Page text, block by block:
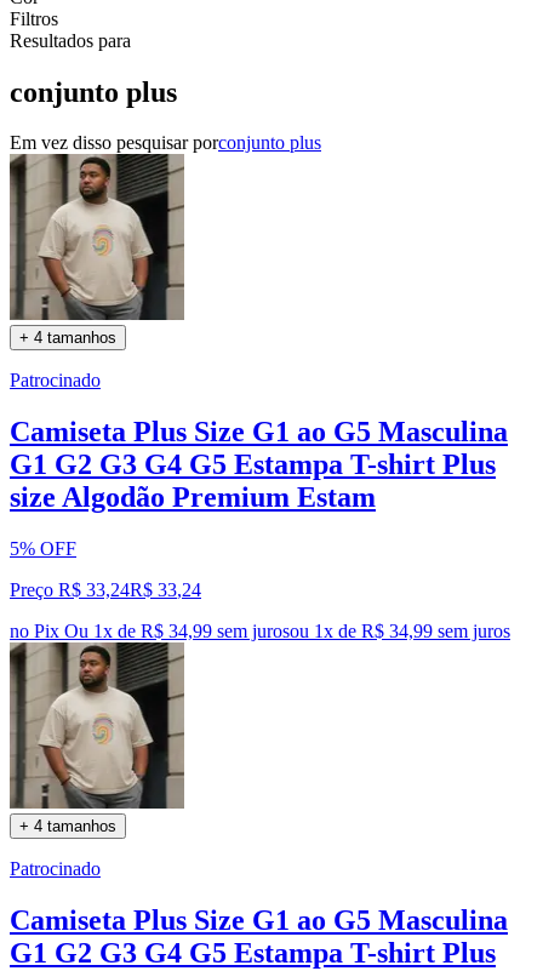
Filtros
Resultados para
conjunto plus
Em vez disso pesquisar porconjunto plus
+ 4 tamanhos
Patrocinado
Camiseta Plus Size G1 ao G5 Masculina
G1 G2 G3 G4 G5 Estampa T-shirt Plus
size Algodão Premium Estam
5% OFF
Preço R$ 33,24R$ 33,24
no Pix Ou 1x de R$ 34,99 sem jurosou 1x de R$ 34,99 sem juros
+ 4 tamanhos
Patrocinado
Camiseta Plus Size G1 ao G5 Masculina
G1 G2 G3 G4 G5 Estampa T-shirt Plus